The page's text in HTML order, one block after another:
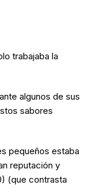
trabajaba la
algunos de sus
sabores
pequeños estaba
reputación y
(que contrasta